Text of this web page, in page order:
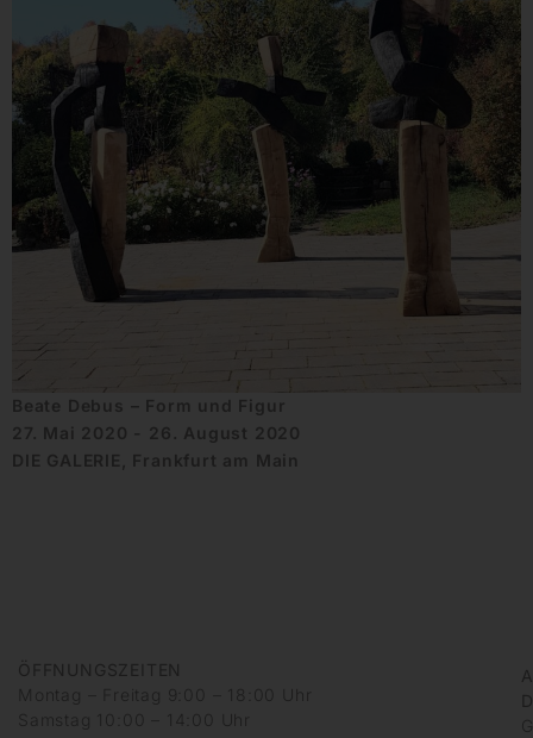
Beate Debus – Form und Figur
27. Mai 2020 - 26. August 2020
DIE GALERIE, Frankfurt am Main
ÖFFNUNGSZEITEN
Montag – Freitag 9:00 – 18:00 Uhr
Samstag 10:00 – 14:00 Uhr